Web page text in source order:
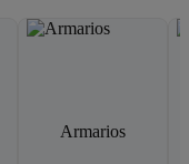
Armarios